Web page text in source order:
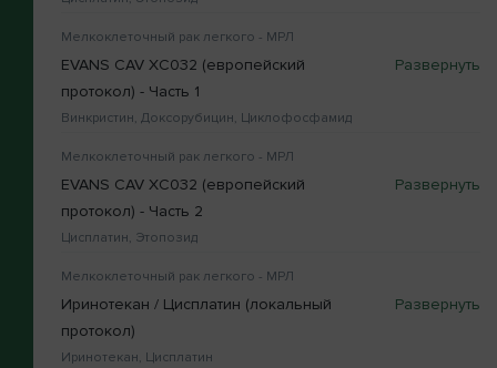
Мелкоклеточный рак легкого - МРЛ
EVANS CAV XC032 (европейский
протокол) - Часть 1
Винкристин, Доксорубицин, Циклофосфамид
Мелкоклеточный рак легкого - МРЛ
EVANS CAV XC032 (европейский
протокол) - Часть 2
Цисплатин, Этопозид
Мелкоклеточный рак легкого - МРЛ
Иринотекан / Цисплатин (локальный
протокол)
Иринотекан, Цисплатин